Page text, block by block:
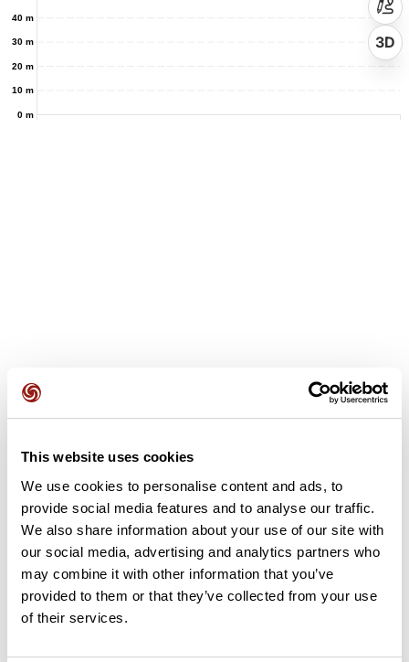
This website uses cookies
We use cookies to personalise content and ads, to
provide social media features and to analyse our traffic.
We also share information about your use of our site with
our social media, advertising and analytics partners who
may combine it with other information that you’ve
provided to them or that they’ve collected from your use
of their services.
0 m
10 m
20 m
30 m
40 m
3D
completado? ¡Deja la primera opinión!
Añadir una opinión
Resumen